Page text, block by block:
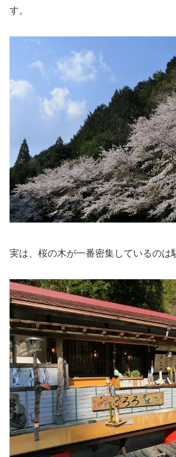
す。
実は、桜の木が一番密集しているのは